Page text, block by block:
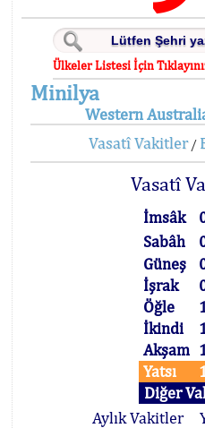
Ülkeler Listesi İçin
Minilya
Western
Vasatî Vakitler/
Vasatî
İmsâk
Sabâh
Güneş
İşrak
Öğle
İkindi
Akşam
Yatsı
Diğer
Aylık Vakitler